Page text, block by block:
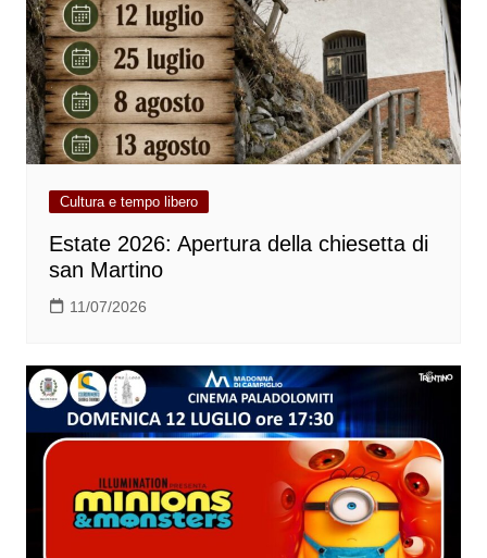
Cultura e tempo libero
Estate 2026: Apertura della chiesetta di
san Martino
11/07/2026